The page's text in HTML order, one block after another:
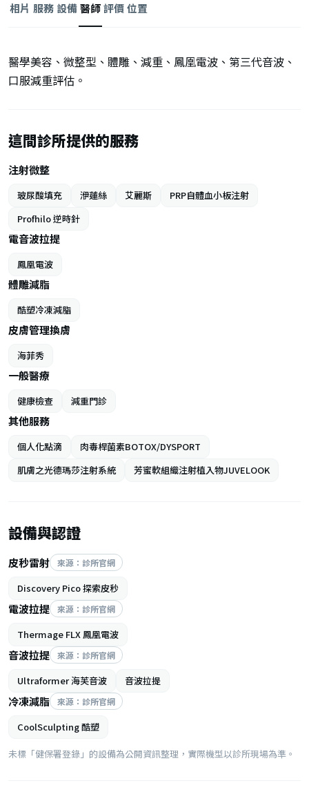
相片 服務 設備醫師評價位置
醫學美容、微整型、體雕、減重、鳳凰電波、第三代音波、
口服減重評估。
這間診所提供的服務
注射微整
玻尿酸填充 洢蓮絲 艾麗斯
PRP自體血小板注射
Profhilo 逆時針
電音波拉提
鳳凰電波
體雕減脂
酷塑冷凍減脂
皮膚管理換膚
海菲秀
一般醫療
健康檢查 減重門診
其他服務
個人化點滴
肉毒桿菌素BOTOX/DYSPORT
肌膚之光德瑪莎注射系統
芳蜜軟組織注射植入物JUVELOOK
設備與認證
皮秒雷射 來源：診所官網
Discovery Pico 探索皮秒
電波拉提 來源：診所官網
Thermage FLX 鳳凰電波
音波拉提 來源：診所官網
Ultraformer 海芙音波 音波拉提
冷凍減脂 來源：診所官網
CoolSculpting 酷塑
未標「健保署登錄」的設備為公開資訊整理，實際機型以診所現場為準。